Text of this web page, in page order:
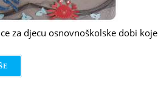
za djecu osnovnoškolske dobi